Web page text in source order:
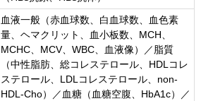
血液一般（赤血球数、白血球数、血色素
量、ヘマクリット、血小板数、MCH、
MCHC、MCV、WBC、血液像）／脂質
（中性脂肪、総コレステロール、HDLコレ
ステロール、LDLコレステロール、non-
HDL-Cho）／血糖（血糖空腹、HbA1c）／